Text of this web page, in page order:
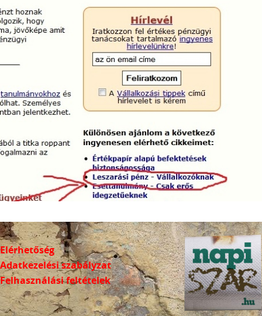
Elérhetőség
Adatkezelési szabályzat
Felhasználási feltételek